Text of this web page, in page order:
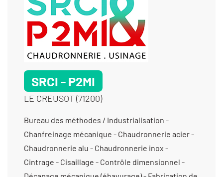
SRCI - P2MI
LE CREUSOT (71200)
Bureau des méthodes / Industrialisation - Chanfreinage mécanique - Chaudronnerie acier - Chaudronnerie alu - Chaudronnerie inox - Cintrage - Cisaillage - Contrôle dimensionnel - Décapage mécanique (ébavurage) - Fabrication de châssis et bâtis mécano-soudés - Fraisage grandes dimensions - Fraisage proto - Fraisage série - Laser (découpe) - Laser (sous-traitance) - Mécanique générale - Mécanique générale de précision - Mécano soudure - Métallerie - Perçage - Pliage - Prototypes (fabrication petite série) - Prototypes (fabrication) - Prototypes (tous métaux) - Rectification plane - Réparation d'ensembles mécaniques - Rodage - Roulage - Serrurerie industrielle - Soudage haute fréquence - Soudure / Brasure traditionnelle - Soudure aluminium - Soudure étanche - Soudure sous qualification - Taraudage - Tests de pression à l’air - Tôlerie fine/ de précision - Tôlerie industrielle - Tuyauterie alimentaire - Tuyauterie vinicole -